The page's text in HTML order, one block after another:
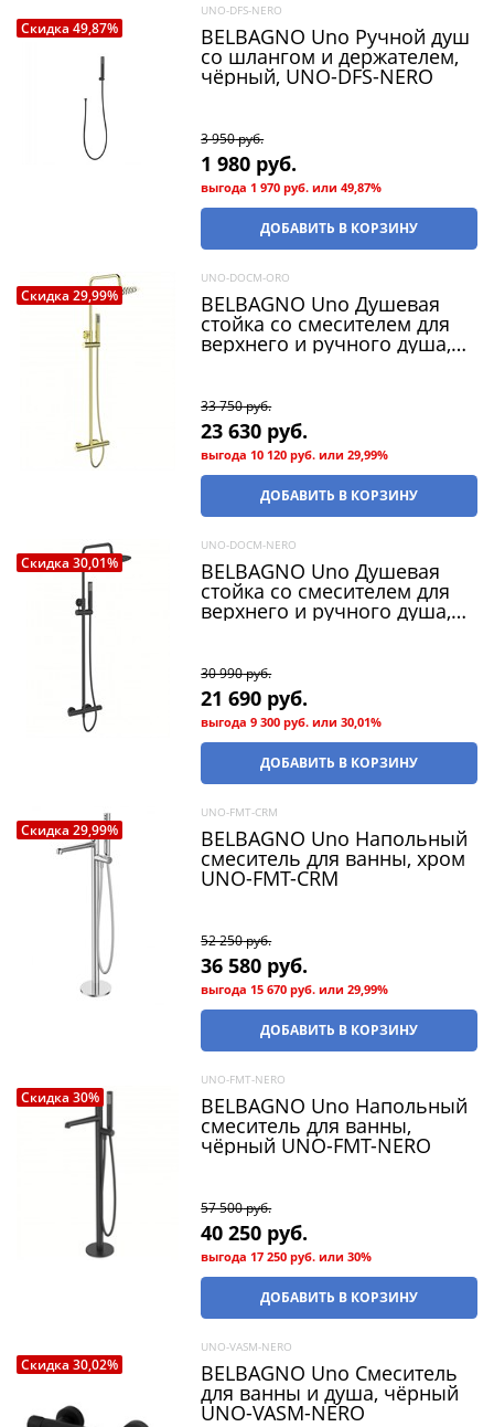
Скидка 49,87%
UNO-DFS-NERO
BELBAGNO Uno Ручной душ
со шлангом и держателем,
чёрный, UNO-DFS-NERO
3 950 руб.
1 980 руб.
выгода 1 970 руб. или49,87%
ДОБАВИТЬ В КОРЗИНУ
Скидка 29,99%
UNO-DOCM-ORO
BELBAGNO Uno Душевая
стойка со смесителем для
верхнего и ручного душа,
см.
33 750 руб.
23 630 руб.
выгода 10 120 руб. или29,99%
ДОБАВИТЬ В КОРЗИНУ
Скидка 30,01%
UNO-DOCM-NERO
BELBAGNO Uno Душевая
стойка со смесителем для
верхнего и ручного душа,
см.
30 990 руб.
21 690 руб.
выгода9 300 руб. или30,01%
ДОБАВИТЬ В КОРЗИНУ
Скидка 29,99%
UNO-FMT-CRM
BELBAGNO Uno Напольный
смеситель для ванны, хром
UNO-FMT-CRM
52 250 руб.
36 580 руб.
выгода 15 670 руб. или29,99%
ДОБАВИТЬ В КОРЗИНУ
Скидка 30%
UNO-FMT-NERO
BELBAGNO Uno Напольный
смеситель для ванны,
чёрный UNO-FMT-NERO
57 500 руб.
40 250 руб.
выгода 17 250 руб. или30%
ДОБАВИТЬ В КОРЗИНУ
Скидка 30,02%
UNO-VASM-NERO
BELBAGNO Uno Смеситель
для ванны и душа, чёрный
UNO-VASM-NERO